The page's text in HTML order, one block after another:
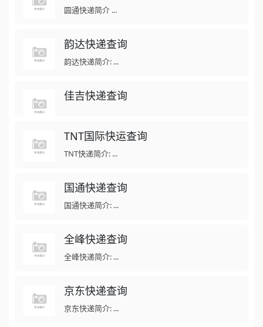
圆通快递简介 ...
韵达快递查询
韵达快递简介: ...
佳吉快递查询
TNT国际快运查询
TNT快递简介: ...
国通快递查询
国通快递简介: ...
全峰快递查询
全峰快递简介: ...
京东快递查询
京东快递简介: ...